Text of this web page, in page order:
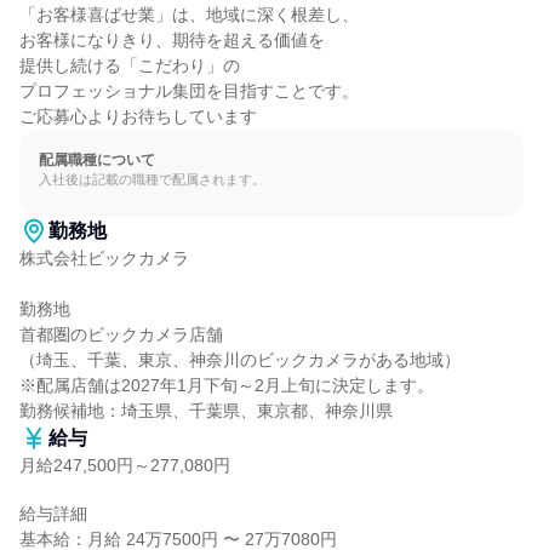
「お客様喜ばせ業」は、地域に深く根差し、
お客様になりきり、期待を超える価値を
提供し続ける「こだわり」の
プロフェッショナル集団を目指すことです。
ご応募心よりお待ちしています
配属職種について
入社後は記載の職種で配属されます。
勤務地
株式会社ビックカメラ
勤務地
首都圏のビックカメラ店舗
（埼玉、千葉、東京、神奈川のビックカメラがある地域）
※配属店舗は2027年1月下旬～2月上旬に決定します。
勤務候補地：埼玉県、千葉県、東京都、神奈川県
給与
月給247,500円～277,080円
給与詳細
基本給：月給 24万7500円 〜 27万7080円